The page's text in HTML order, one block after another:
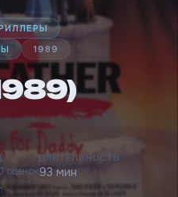
1989
оценок
ДЛИТЕЛЬНОСТЬ
93 мин